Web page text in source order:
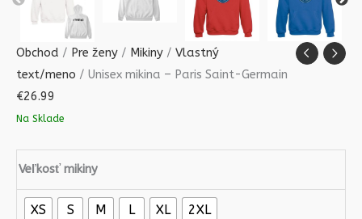
Obchod / Pre ženy / Mikiny / Vlastný
text/meno / Unisex mikina – Paris Saint-Germain
€26.99
Na Sklade
Veľkosť mikiny
XS S M L XL 2XL